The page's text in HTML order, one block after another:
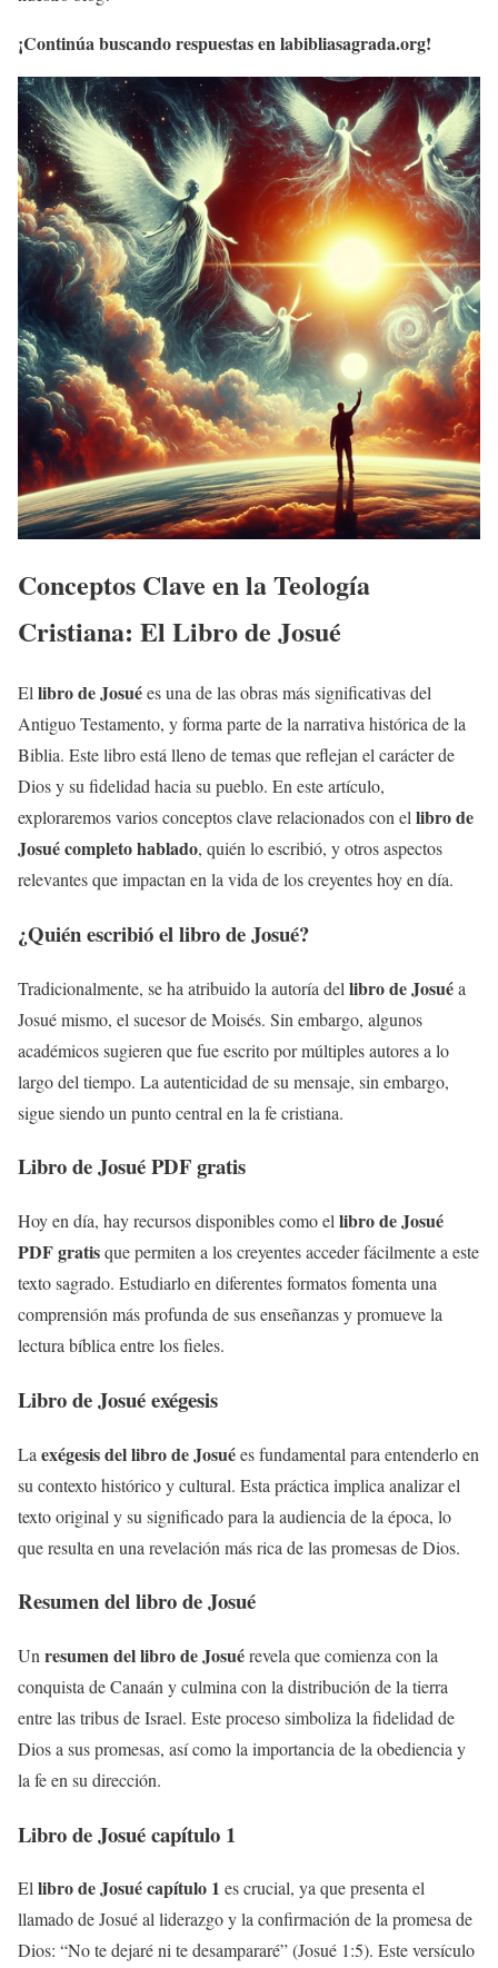
¡Continúa buscando respuestas en labibliasagrada.org!
Conceptos Clave en la Teología
Cristiana: El Libro de Josué
El libro de Josuées una de las obras más significativas del
Antiguo Testamento, y forma parte de la narrativa histórica de la
Biblia. Este libro está lleno de temas que reflejan el carácter de
Dios y su fidelidad hacia su pueblo. En este artículo,
exploraremos varios conceptos clave relacionados con el libro de
Josué completo hablado, quién lo escribió, y otros aspectos
relevantes que impactan en la vida de los creyentes hoy en día.
¿Quién escribió ellibro de Josué?
Tradicionalmente, se ha atribuido la autoría del libro de Josuéa
Josué mismo, el sucesor de Moisés. Sin embargo, algunos
académicos sugieren que fue escrito por múltiples autores a lo
largo del tiempo. La autenticidad de su mensaje, sin embargo,
sigue siendo un punto central en la fe cristiana.
Libro de Josué PDF gratis
Hoy en día, hay recursos disponibles como el libro de Josué
PDF gratisque permiten a los creyentes acceder fácilmente a este
texto sagrado. Estudiarlo en diferentes formatos fomenta una
comprensión más profunda de sus enseñanzas y promueve la
lectura bíblica entre los fieles.
Libro de Josué exégesis
La exégesis del libro de Josuées fundamental para entenderlo en
su contexto histórico y cultural. Esta práctica implica analizar el
texto original y su significado para la audiencia de la época, lo
que resulta en una revelación más rica de las promesas de Dios.
Resumen del libro de Josué
Un resumen del libro de Josuérevela que comienza con la
conquista de Canaán y culmina con la distribución de la tierra
entre las tribus de Israel. Este proceso simboliza la fidelidad de
Dios a sus promesas, así como la importancia de la obediencia y
la fe en su dirección.
Libro de Josué capítulo 1
Ellibro de Josué capítulo 1 es crucial, ya que presenta el
llamado de Josué al liderazgo y la confirmación de la promesa de
Dios: “No te dejaré ni te desampararé” (Josué 1:5). Este versículo